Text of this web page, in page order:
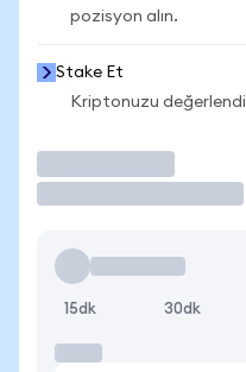
pozisyon alın.
Stake Et
Kriptonuzu
15dk 30dk